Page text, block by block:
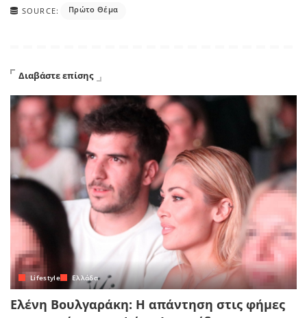
SOURCE: Πρώτο Θέμα
Διαβάστε επίσης
Lifestyle Ελλάδα
Ελένη Βουλγαράκη: Η απάντηση στις φήμες